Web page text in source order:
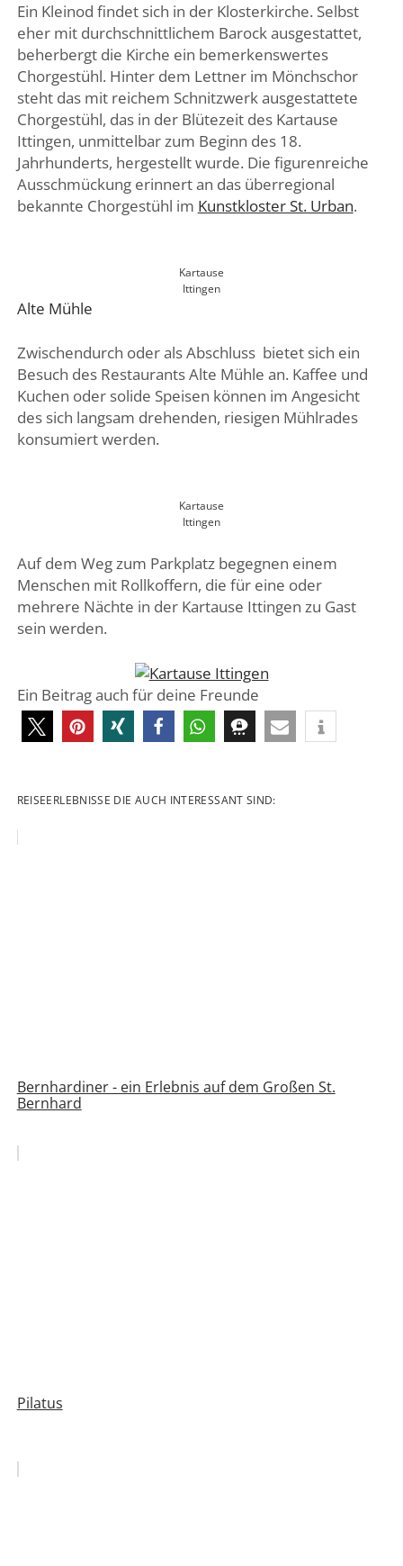
Ein Kleinod findet sich in der Klosterkirche. Selbst
eher mit durchschnittlichem Barock ausgestattet,
beherbergt die Kirche ein bemerkenswertes
Chorgestühl. Hinter dem Lettner im Mönchschor
steht das mit reichem Schnitzwerk ausgestattete
Chorgestühl, das in der Blütezeit des Kartause
Ittingen, unmittelbar zum Beginn des 18.
Jahrhunderts, hergestellt wurde. Die figurenreiche
Ausschmückung erinnert an das überregional
bekannte Chorgestühl im Kunstkloster St. Urban.
Kartause
Ittingen
Alte Mühle
Zwischendurch oder als Abschluss bietet sich ein
Besuch des Restaurants Alte Mühle an. Kaffee und
Kuchen oder solide Speisen können im Angesicht
des sich langsam drehenden, riesigen Mühlrades
konsumiert werden.
Kartause
Ittingen
Auf dem Weg zum Parkplatz begegnen einem
Menschen mit Rollkoffern, die für eine oder
mehrere Nächte in der Kartause Ittingen zu Gast
sein werden.
Ein Beitrag auch für deine Freunde
REISEERLEBNISSE DIE AUCH INTERESSANT SIND:
Bernhardiner - ein Erlebnis auf dem Großen St.
Bernhard
Pilatus